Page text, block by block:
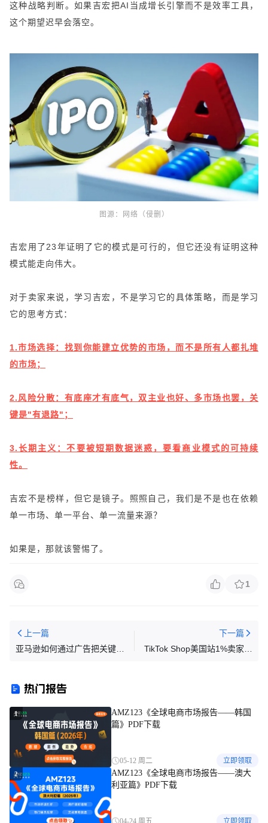
这种战略判断。如果吉宏把AI当成增长引擎而不是效率工具，
这个期望迟早会落空。
图源： 网络（侵删）
吉宏用了23年证明了它的模式是可行的，但它还没有证明这种
模式能走向伟大。
对于卖家来说，学习吉宏，不是学习它的具体策略，而是学习
它的思考方式：
1.市场选择：找到你能建立优势的市场，而不是所有人都扎堆
的市场；
2.风险分散：有底座才有底气，双主业也好、多市场也罢，关
键是"有退路"；
3.长期主义：不要被短期数据迷惑，要看商业模式的可持续
性。
吉宏不是榜样，但它是镜子。照照自己，我们是不是也在依赖
单一市场、单一平台、单一流量来源？
如果是，那就该警惕了。
1
上一篇
亚马逊如何通过广告把关键词
下一篇
TikTok Shop美国站1%卖家贡
热门报告
1
AMZ123《全球电商市场报告——韩国
篇》PDF下载
05-12 周二 立即领取
2
AMZ123《全球电商市场报告——澳大
利亚篇》PDF下载
04-24 周五 立即领取